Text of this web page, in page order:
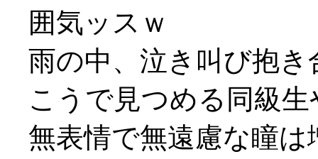
囲気ッスｗ
雨の中、泣き叫び抱
こうで見つめる同級
無表情で無遠慮な瞳